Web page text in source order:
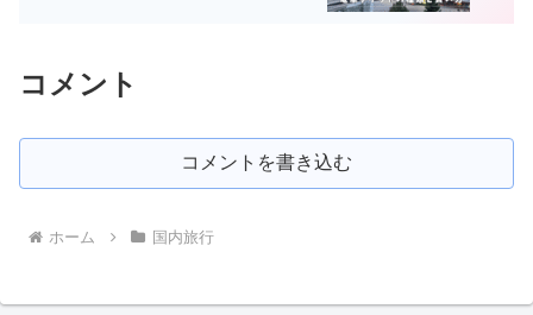
コメント
コメントを書き込む
ホーム 国内旅行